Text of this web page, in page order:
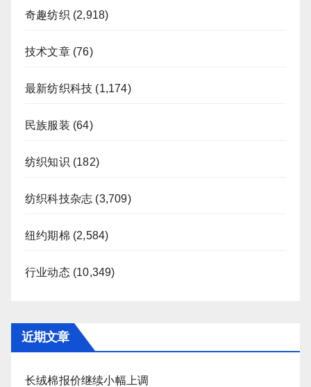
奇趣纺织 (2,918)
技术文章(76)
最新纺织科技 (1,174)
民族服装 (64)
纺织知识 (182)
纺织科技杂志 (3,709)
纽约期棉 (2,584)
行业动态(10,349)
近期文章
长绒棉报价继续小幅上调